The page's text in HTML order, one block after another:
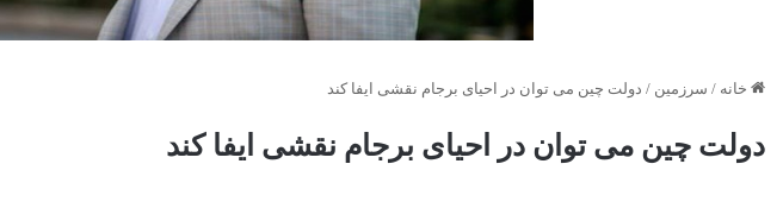
خانه / سرزمین / دولت چین می توان در احیای برجام نقشی ایفا کند
دولت چین می توان در احیای برجام نقشی ایفا کند